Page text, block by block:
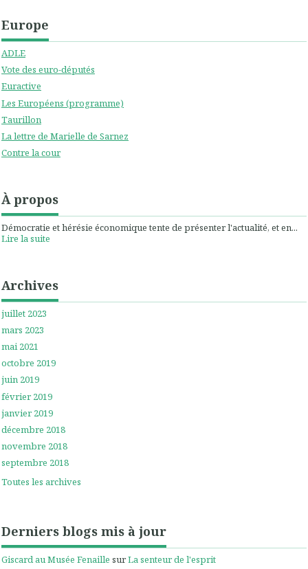
Europe
ADLE
Vote des euro-députés
Euractive
Les Européens (programme)
Taurillon
La lettre de Marielle de Sarnez
Contre la cour
À propos
Démocratie et hérésie économique tente de présenter l'actualité, et en...
Lire la suite
Archives
juillet 2023
mars 2023
mai 2021
octobre 2019
juin 2019
février 2019
janvier 2019
décembre 2018
novembre 2018
septembre 2018
Toutes les archives
Derniers blogs mis à jour
Giscard au Musée Fenaille surLa senteur de l'esprit